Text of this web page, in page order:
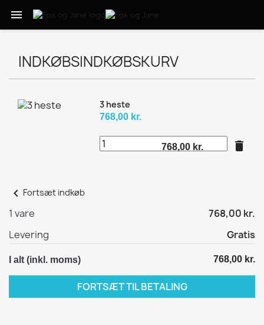

INDKØBSINDKØBSKURV
3 heste
768,00 kr.
768,00 kr. delete
chevron_left Fortsæt indkøb
1 vare
768,00 kr.
Levering
Gratis
I alt (inkl. moms) 768,00 kr.
FORTSÆT TIL BETALING